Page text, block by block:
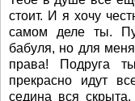
стоит. И я хочу
самом деле ты.
бабуля, но для
права! Подруга
прекрасно идут
седина вся